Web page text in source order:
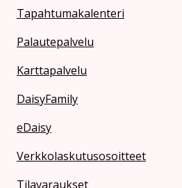
Tapahtumakalenteri
Palautepalvelu
Karttapalvelu
DaisyFamily
eDaisy
Verkkolaskutusosoitteet
Tilavaraukset